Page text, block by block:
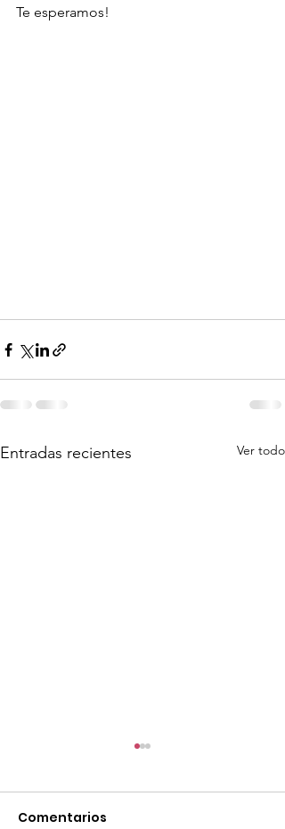
Te esperamos!
Entradas recientes Ver todo
Comisión pro fomento de
Shangrila Convoca a sus
Comentarios